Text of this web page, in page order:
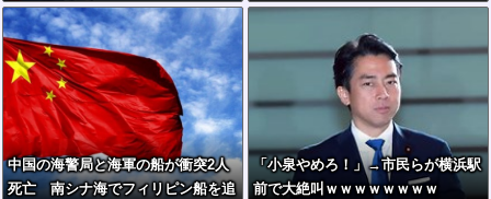
中国の海警局と海軍の船が衝突2人
死亡 南シナ海でフィリピン船を追
「小泉やめろ！」→市民らが横浜駅
前で大絶叫ｗｗｗｗｗｗｗｗ